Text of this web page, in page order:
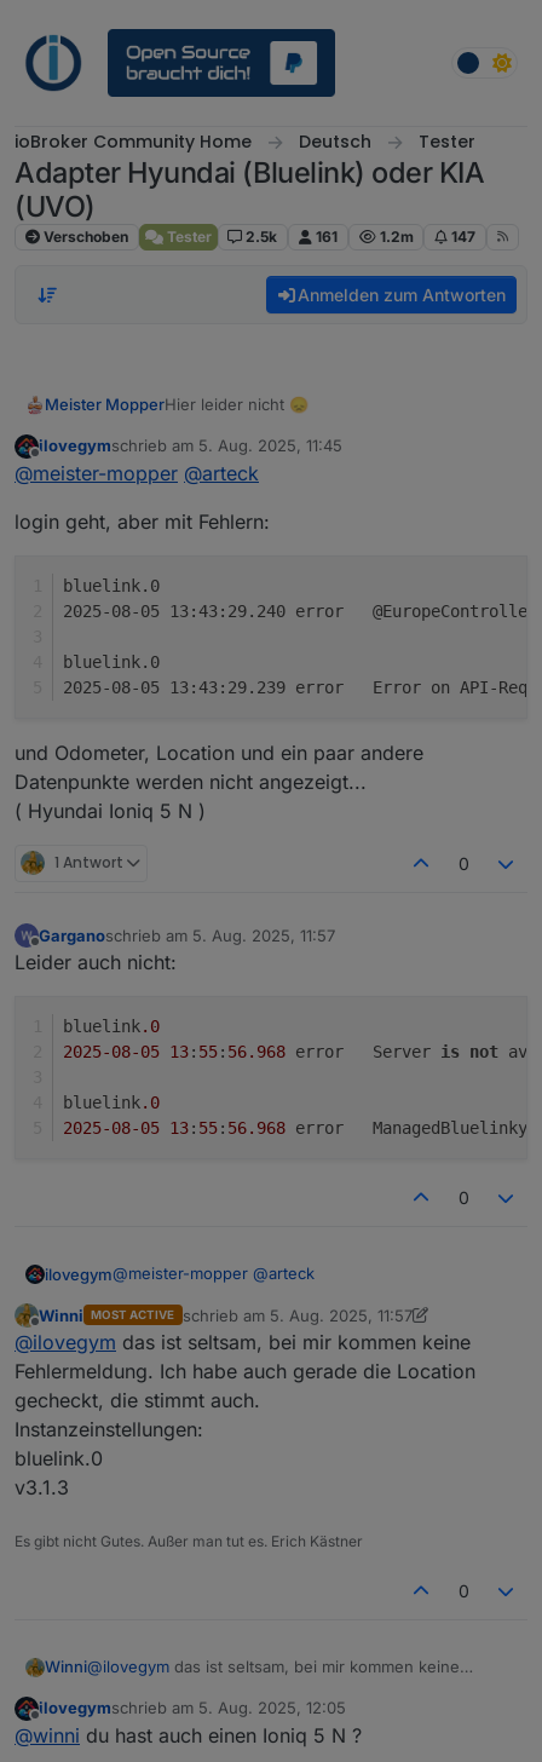
ioBroker Community Home Deutsch Tester
Adapter Hyundai (Bluelink) oder KIA
(UVO)
Verschoben Tester 2.5k 161 1.2m 147
Anmelden zum Antworten
Meister MopperHier leider nicht 😞
Offline
ilovegymschrieb am 5. Aug. 2025, 11:45
zuletzt editiert von
@meister-mopper @arteck
login geht, aber mit Fehlern:
bluelink.0
2025-08-05
bluelink.0
2025-08-05 13:43:29.239
und Odometer, Location und ein paar andere
Datenpunkte werden nicht angezeigt...
( Hyundai Ioniq 5 N )
1 Antwort 0
Offline
Garganoschrieb am 5. Aug. 2025, 11:57
zuletzt editiert von
Leider auch nicht:
bluelink.0
2025-08-05 13: 55: 56.968
	error	Server
is not
bluelink.0
2025-08-05 13: 55: 56.968
error
0
ilovegym@meister-mopper @arteck
login geht, aber mit Fehlern:
bluelink.0
2025-08-05 13:43:29.240	error
bluelink.0
und Odometer, Location und ein paar andere
Datenpunkte werden nicht angezeigt...
Offline
Winni MOST ACTIVE schrieb am 5. Aug. 2025, 11:57
zuletzt editiert von Winni 8. Mai 2025, 13:58
@ilovegym das ist seltsam, bei mir kommen keine
Fehlermeldung. Ich habe auch gerade die Location
gecheckt, die stimmt auch.
Instanzeinstellungen:
bluelink.0
v3.1.3
Es gibt nicht Gutes. Außer man tut es. Erich Kästner
0
Winni@ilovegym das ist seltsam, bei mir kommen keine
gecheckt, die stimmt auch.
Instanzeinstellungen:
Offline
ilovegymschrieb am 5. Aug. 2025, 12:05
zuletzt editiert von
@winni du hast auch einen Ioniq 5 N ?